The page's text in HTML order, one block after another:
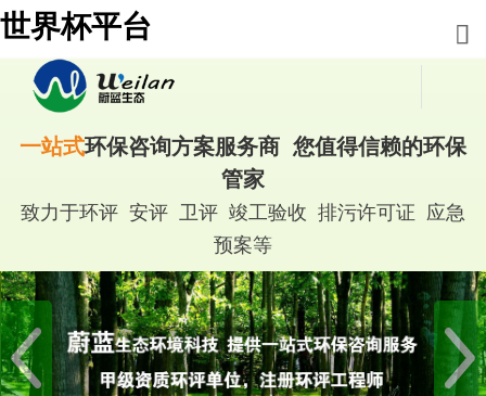
世界杯平台
一站式环保咨询方案服务商 您值得信赖的环保
管家
致力于环评 安评 卫评 竣工验收 排污许可证 应急
预案等